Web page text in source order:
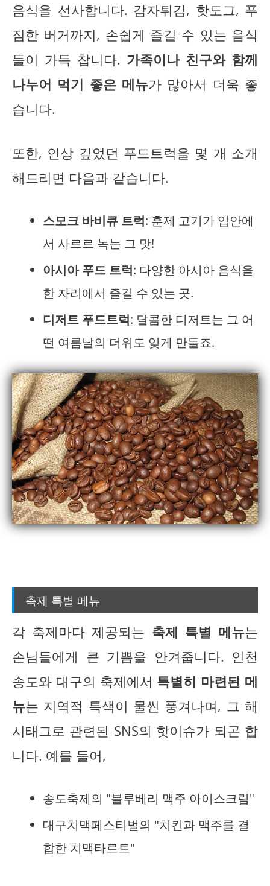
음식을 선사합니다. 감자튀김, 핫도그, 푸
짐한 버거까지, 손쉽게 즐길 수 있는 음식
들이 가득 찹니다. 가족이나 친구와 함께
나누어 먹기 좋은 메뉴가 많아서 더욱 좋
습니다.
또한, 인상 깊었던 푸드트럭을 몇 개 소개
해드리면 다음과 같습니다.
스모크 바비큐 트럭: 훈제 고기가 입안에
서 사르르 녹는 그 맛!
아시아 푸드 트럭: 다양한 아시아 음식을
한 자리에서 즐길 수 있는 곳.
디저트 푸드트럭: 달콤한 디저트는 그 어
떤 여름날의 더위도 잊게 만들죠.
축제 특별 메뉴
각 축제마다 제공되는 축제 특별 메뉴는
손님들에게 큰 기쁨을 안겨줍니다. 인천
송도와 대구의 축제에서 특별히 마련된 메
뉴는 지역적 특색이 물씬 풍겨나며, 그 해
시태그로 관련된 SNS의 핫이슈가 되곤 합
니다. 예를 들어,
송도축제의 "블루베리 맥주 아이스크림"
대구치맥페스티벌의 "치킨과 맥주를 결
합한 치맥타르트"